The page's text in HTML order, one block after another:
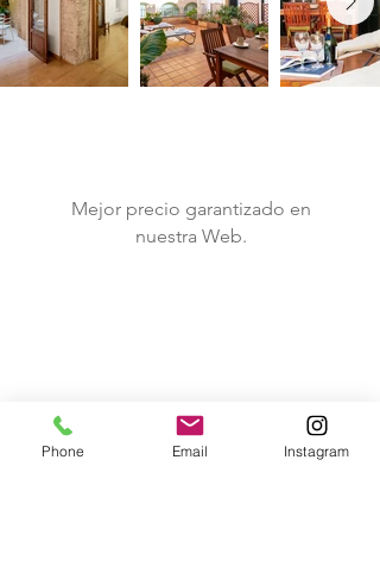
Mejor precio garantizado en
nuestra Web.
Parking privado por 25€ la
noche.
Phone Email Instagram